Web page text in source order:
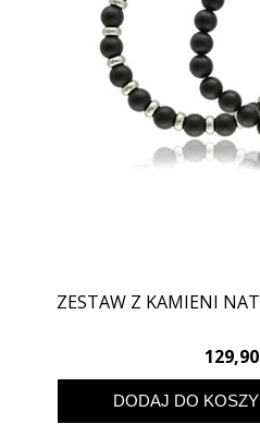
ZESTAW Z KAMIENI